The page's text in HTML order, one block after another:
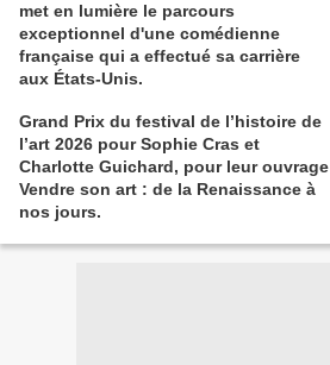
met en lumière le parcours
exceptionnel d'une comédienne
française qui a effectué sa carrière
aux États-Unis.
Grand Prix du festival de l’histoire de
l’art 2026 pour Sophie Cras et
Charlotte Guichard, pour leur ouvrage
Vendre son art : de la Renaissance à
nos jours.